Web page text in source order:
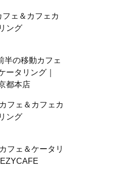
フェ＆カフェカ
ング
半の移動カフェ
ータリング｜
都本店
フェ＆カフェカ
ング
フェ＆ケータリ